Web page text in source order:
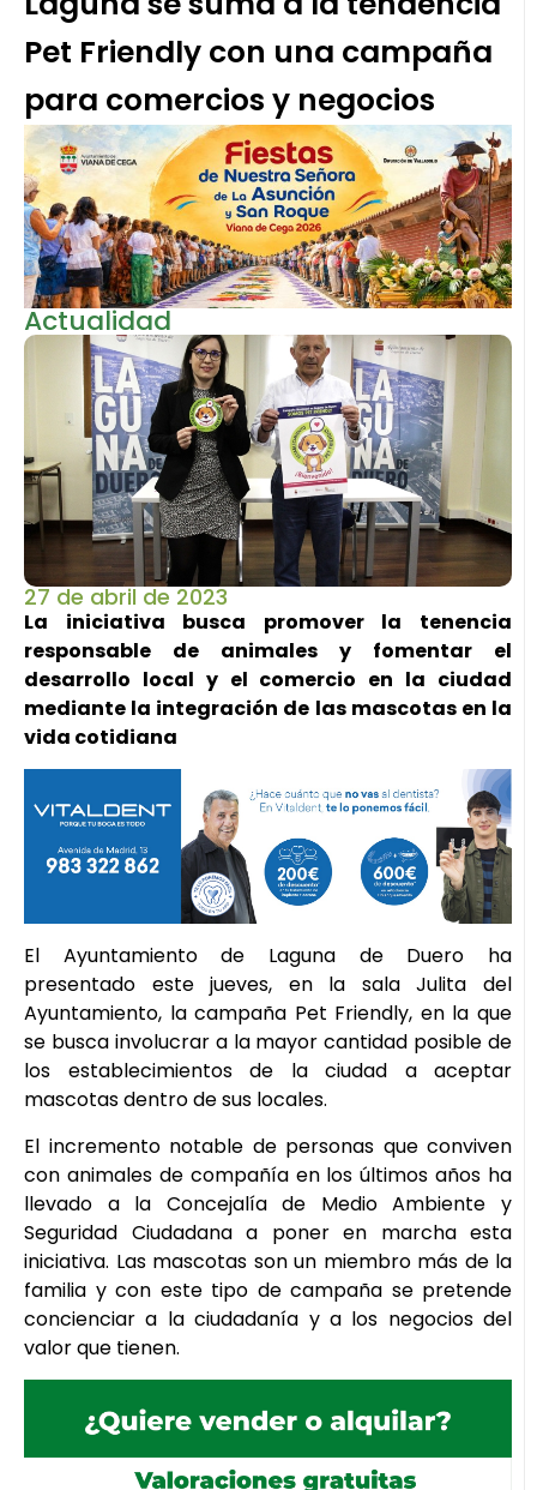
Pet Friendly con una campaña
para comercios y negocios
Actualidad
27 de abril de 2023
La iniciativa busca promover la tenencia
responsable de animales y fomentar el
desarrollo local y el comercio en la ciudad
mediante la integración de las mascotas en la
vida cotidiana
El Ayuntamiento de Laguna de Duero ha
presentado este jueves, en la sala Julita del
Ayuntamiento, la campaña Pet Friendly, en la que
se busca involucrar a la mayor cantidad posible de
los establecimientos de la ciudad a aceptar
mascotas dentro de sus locales.
El incremento notable de personas que conviven
con animales de compañía en los últimos años ha
llevado a la Concejalía de Medio Ambiente y
Seguridad Ciudadana a poner en marcha esta
iniciativa. Las mascotas son un miembro más de la
familia y con este tipo de campaña se pretende
concienciar a la ciudadanía y a los negocios del
valor que tienen.